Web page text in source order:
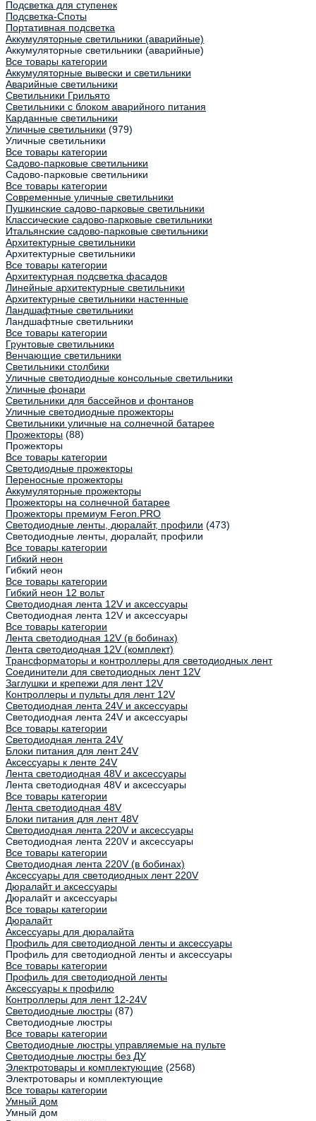
Подсветка для ступенек
Подсветка-Споты
Портативная подсветка
Аккумуляторные светильники (аварийные)
Аккумуляторные светильники (аварийные)
Все товары категории
Аккумуляторные вывески и светильники
Аварийные светильники
Светильники Грильято
Светильники с блоком аварийного питания
Карданные светильники
Уличные светильники (979)
Уличные светильники
Все товары категории
Садово-парковые светильники
Садово-парковые светильники
Все товары категории
Современные уличные светильники
Пушкинские садово-парковые светильники
Классические садово-парковые светильники
Итальянские садово-парковые светильники
Архитектурные светильники
Архитектурные светильники
Все товары категории
Архитектурная подсветка фасадов
Линейные архитектурные светильники
Архитектурные светильники настенные
Ландшафтные светильники
Ландшафтные светильники
Все товары категории
Грунтовые светильники
Венчающие светильники
Светильники столбики
Уличные светодиодные консольные светильники
Уличные фонари
Светильники для бассейнов и фонтанов
Уличные светодиодные прожекторы
Светильники уличные на солнечной батарее
Прожекторы (88)
Прожекторы
Все товары категории
Светодиодные прожекторы
Переносные прожекторы
Аккумуляторные прожекторы
Прожекторы на солнечной батарее
Прожекторы премиум Feron.PRO
Светодиодные ленты, дюралайт, профили (473)
Светодиодные ленты, дюралайт, профили
Все товары категории
Гибкий неон
Гибкий неон
Все товары категории
Гибкий неон 12 вольт
Светодиодная лента 12V и аксессуары
Светодиодная лента 12V и аксессуары
Все товары категории
Лента светодиодная 12V (в бобинах)
Лента светодиодная 12V (комплект)
Трансформаторы и контроллеры для светодиодных лент
Соединители для светодиодных лент 12V
Заглушки и крепежи для лент 12V
Контроллеры и пульты для лент 12V
Светодиодная лента 24V и аксессуары
Светодиодная лента 24V и аксессуары
Все товары категории
Светодиодная лента 24V
Блоки питания для лент 24V
Аксессуары к ленте 24V
Лента светодиодная 48V и аксессуары
Лента светодиодная 48V и аксессуары
Все товары категории
Лента светодиодная 48V
Блоки питания для лент 48V
Светодиодная лента 220V и аксессуары
Светодиодная лента 220V и аксессуары
Все товары категории
Светодиодная лента 220V (в бобинах)
Аксессуары для светодиодных лент 220V
Дюралайт и аксессуары
Дюралайт и аксессуары
Все товары категории
Дюралайт
Аксессуары для дюралайта
Профиль для светодиодной ленты и аксессуары
Профиль для светодиодной ленты и аксессуары
Все товары категории
Профиль для светодиодной ленты
Аксессуары к профилю
Контроллеры для лент 12-24V
Светодиодные люстры (87)
Светодиодные люстры
Все товары категории
Светодиодные люстры управляемые на пульте
Светодиодные люстры без ДУ
Электротовары и комплектующие (2568)
Электротовары и комплектующие
Все товары категории
Умный дом
Умный дом